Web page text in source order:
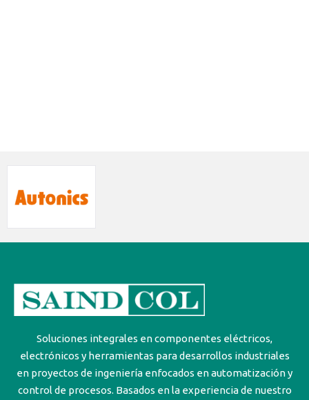
Soluciones integrales en componentes eléctricos,
electrónicos y herramientas para desarrollos industriales
en proyectos de ingeniería enfocados en automatización y
control de procesos. Basados en la experiencia de nuestro